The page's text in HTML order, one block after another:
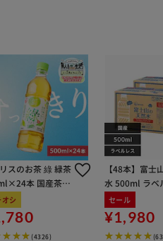
スのお茶 綠 緑茶
本 国産茶葉
使用
シ
(4326)
【48本】富士
水 500ml ラベ
セール
¥1,980